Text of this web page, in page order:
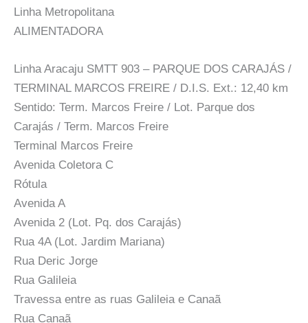
Linha Metropolitana
ALIMENTADORA
Linha Aracaju SMTT 903 – PARQUE DOS CARAJÁS /
TERMINAL MARCOS FREIRE / D.I.S. Ext.: 12,40 km
Sentido: Term. Marcos Freire / Lot. Parque dos
Carajás / Term. Marcos Freire
Terminal Marcos Freire
Avenida Coletora C
Rótula
Avenida A
Avenida 2 (Lot. Pq. dos Carajás)
Rua 4A (Lot. Jardim Mariana)
Rua Deric Jorge
Rua Galileia
Travessa entre as ruas Galileia e Canaã
Rua Canaã